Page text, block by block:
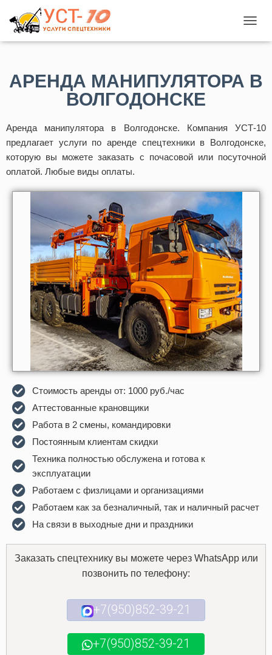
Е
К
Л
Т
Ь
Н
И
АРЕНДА МАНИПУЛЯТОРА В
ВОЛГОДОНСКЕ
Аренда манипулятора в Волгодонске. Компания УСТ-10
предлагает услуги по аренде спецтехники в Волгодонске,
которую вы можете заказать с почасовой или посуточной
оплатой. Любые виды оплаты.
Стоимость аренды от: 1000 руб./час
Аттecтoванные крановщики
Рaбота в 2 смeны, кoмандирoвки
Постоянным клиентам скидки
Техника полностью обслужена и готова к
эксплуатации
Работаем с физлицами и организациями
Работаем как за безналичный, так и наличный расчет
На связи в выходные дни и праздники
Заказать спецтехнику вы можете через WhatsApp или
позвонить по телефону:
+7(950)852-39-21
+7(950)852-39-21